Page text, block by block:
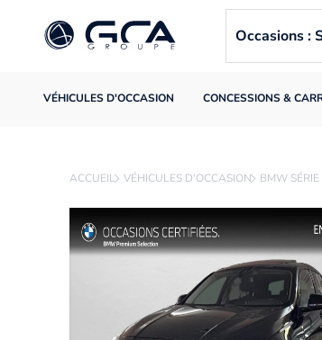
VÉHICULES D'OCCASION CONCESSIONS &
Occasions :
ACCUEIL VÉHICULES D'OCCASION BMW